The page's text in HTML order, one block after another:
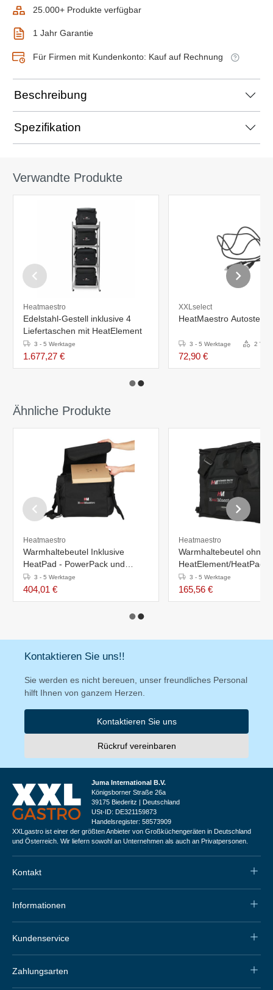
25.000+ Produkte verfügbar
1 Jahr Garantie
Für Firmen mit Kundenkonto: Kauf auf Rechnung
Beschreibung
Spezifikation
Verwandte Produkte
Heatmaestro
Edelstahl-Gestell inklusive 4
Liefertaschen mit HeatElement
3 - 5 Werktage
1.677,27 €
XXLselect
HeatMaestro
3 - 5 Werktage 2
72,90 €
Ähnliche Produkte
Heatmaestro
Warmhaltebeutel Inklusive
HeatPad - PowerPack und
Schnellladegerät -
340x340x(H)380mm
3 - 5 Werktage
404,01 €
Heatmaestro
Warmhaltebeutel ohne
HeatElement/HeatPad
3 - 5 Werktage
165,56 €
Kontaktieren Sie uns!!
Sie werden es nicht bereuen, unser freundliches Personal
hilft Ihnen von ganzem Herzen.
Kontaktieren Sie uns
Rückruf vereinbaren
Juma International B.V.
Königsborner Straße 26a
39175 Biederitz | Deutschland
USt-ID: DE321159873
Handelsregister: 58573909
XXLgastro ist einer der größten Anbieter von Großküchengeräten in Deutschland
und Österreich. Wir liefern sowohl an Unternehmen als auch an Privatpersonen.
Kontakt
Informationen
Kundenservice
Zahlungsarten